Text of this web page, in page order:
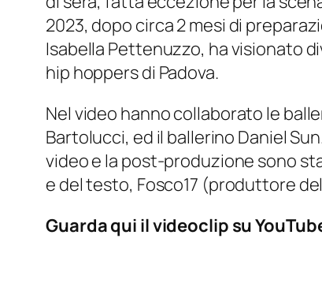
2023, dopo circa 2 mesi di
Isabella Pettenuzzo, ha visionato
hip hoppers di Padova.
Nel video hanno collaborato le
Bartolucci, ed il ballerino Daniel
video e la post-produzione sono
e del testo, Fosco17 (produttore
Guarda qui il videoclip su